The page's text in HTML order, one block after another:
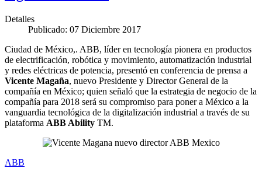
Detalles
Publicado: 07 Diciembre 2017
Ciudad de México,. ABB, líder en tecnología pionera en productos
de electrificación, robótica y movimiento, automatización industrial
y redes eléctricas de potencia, presentó en conferencia de prensa a
Vicente Magaña, nuevo Presidente y Director General de la
compañía en México; quien señaló que la estrategia de negocio de la
compañía para 2018 será su compromiso para poner a México a la
vanguardia tecnológica de la digitalización industrial a través de su
plataforma ABB Ability TM.
ABB